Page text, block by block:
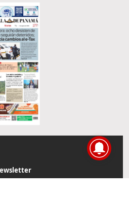
de actualidad directamente en